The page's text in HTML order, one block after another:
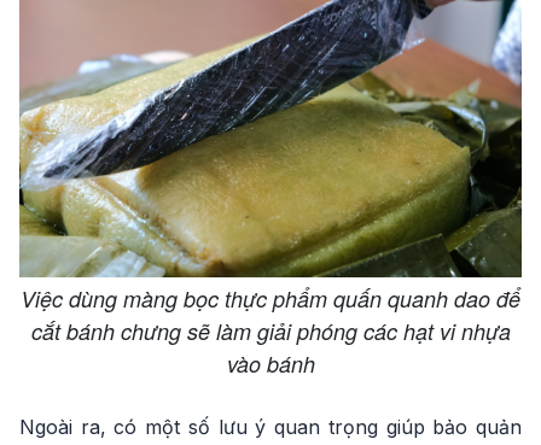
Việc dùng màng bọc thực phẩm quấn quanh dao để
cắt bánh chưng sẽ làm giải phóng các hạt vi nhựa
vào bánh
Ngoài ra, có một số lưu ý quan trọng giúp bảo quản